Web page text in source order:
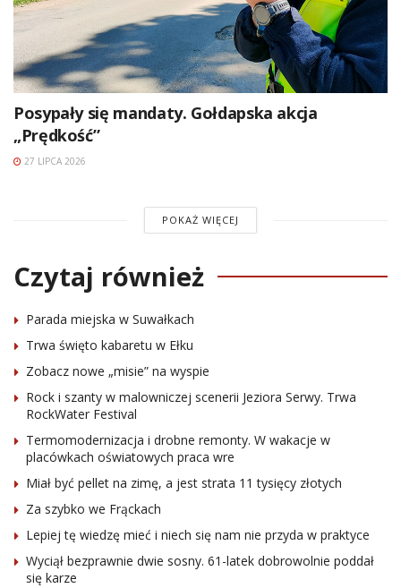
Posypały się mandaty. Gołdapska akcja
„Prędkość”
27 LIPCA 2026
POKAŻ WIĘCEJ
Czytaj również
Parada miejska w Suwałkach
Trwa święto kabaretu w Ełku
Zobacz nowe „misie” na wyspie
Rock i szanty w malowniczej scenerii Jeziora Serwy. Trwa
RockWater Festival
Termomodernizacja i drobne remonty. W wakacje w
placówkach oświatowych praca wre
Miał być pellet na zimę, a jest strata 11 tysięcy złotych
Za szybko we Frąckach
Lepiej tę wiedzę mieć i niech się nam nie przyda w praktyce
Wyciął bezprawnie dwie sosny. 61-latek dobrowolnie poddał
się karze